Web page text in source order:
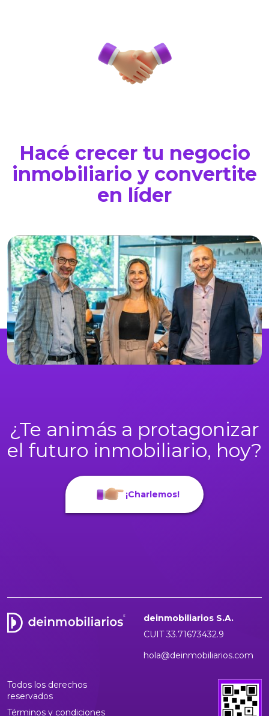
Hacé crecer tu negocio
inmobiliario y convertite
en líder
¿Te animás a protagonizar
el futuro inmobiliario, hoy?
¡Charlemos!
deinmobiliarios S.A.
CUIT 33.71673432.9
hola@deinmobiliarios.com
Todos los derechos
reservados
Términos y condiciones